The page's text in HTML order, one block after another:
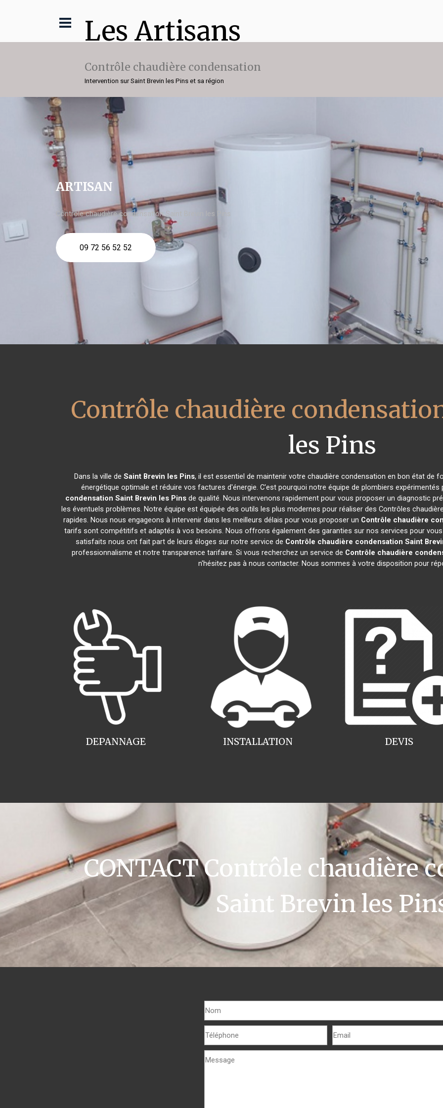
Les Artisans
Contrôle chaudière condensation
Intervention sur Saint Brevin les Pins et sa région
ARTISAN
Contrôle chaudière condensation Saint Brevin les Pins
09 72 56 52 52
Contrôle chaudière
les Pins
Dans la ville de Saint Brevin les Pins, il est essentiel de maintenir votre chaudière condensation en bon état de
énergétique optimale et réduire vos factures d'énergie. C'est pourquoi notre équipe de plombiers
condensation Saint Brevin les Pins de qualité. Nous intervenons rapidement pour vous proposer un diagnostic
les éventuels problèmes. Notre équipe est équipée des outils les plus modernes pour réaliser des Contrôles
rapides. Nous nous engageons à intervenir dans les meilleurs délais pour vous proposer un Contrôle chaudière
tarifs sont compétitifs et adaptés à vos besoins. Nous offrons également des garanties sur nos services pour
satisfaits nous ont fait part de leurs éloges sur notre service de Contrôle chaudière condensation Saint
professionnalisme et notre transparence tarifaire. Si vous recherchez un service de Contrôle chaudière
n'hésitez pas à nous contacter. Nous sommes à votre disposition pour
INSTALLATION
DEPANNAGE DEVIS
CONTACT Contrôle chaudière
Saint Brevin les